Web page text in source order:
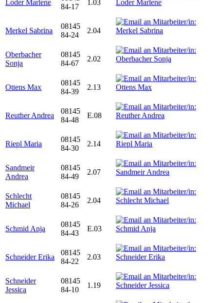
Loder Marlene
84-17
1.03
Merkel Sabrina
08145
84-24
2.04
Oberbacher
Sonja
08145
84-67
2.02
Ottens Max
08145
84-39
2.13
Reuther Andrea
08145
84-48
E.08
Riepl Maria
08145
84-30
2.14
Sandmeir
Andrea
08145
84-49
2.07
Schlecht
Michael
08145
84-26
2.04
Schmid Anja
08145
84-43
E.03
Schneider Erika
08145
84-22
2.03
Schneider
Jessica
08145
84-10
1.19